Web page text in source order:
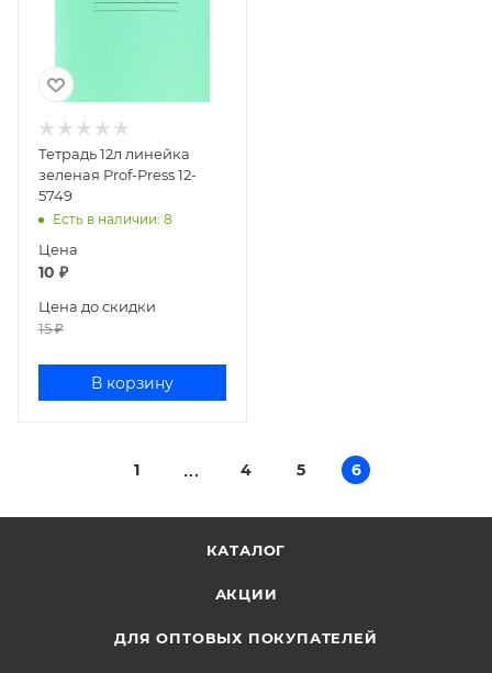
Тетрадь 12л линейка
зеленая Prof-Press 12-
5749
Есть в наличии: 8
Цена
10 ₽
Цена до скидки
15₽
В корзину
1 4 5 6
КАТАЛОГ
АКЦИИ
ДЛЯ ОПТОВЫХ ПОКУПАТЕЛЕЙ